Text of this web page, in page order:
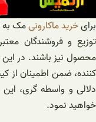
برایخرید ماکارونیمک به
توزیع و فروشندگان
محصول نیز باشند. در
کننده، ضمن اطمینان از
دلالی و واسطه گری،
خواهید نمود.